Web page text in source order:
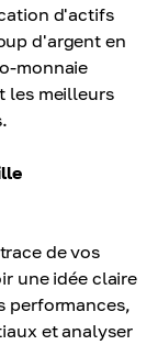
d'actifs
d'argent en
monnaie
les meilleurs
de vos
une idée claire
performances,
et analyser